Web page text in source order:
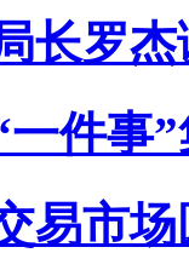
长罗
件事
易市